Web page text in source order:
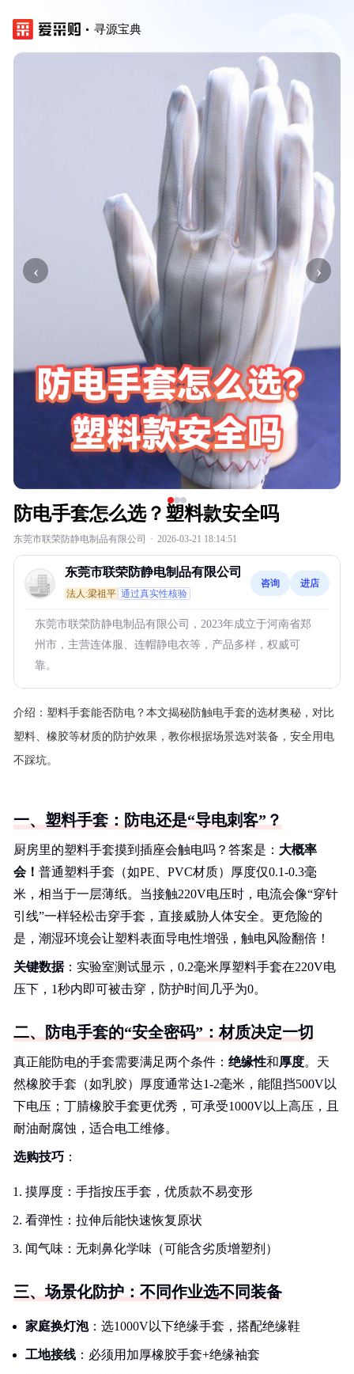
寻源宝典
‹ ›
防电手套怎么选？塑料款安全吗
东莞市联荣防静电制品有限公司 · 2026-03-21 18:14:51
东莞市联荣防静电制品有限公司
法人:梁祖平 通过真实性核验
咨询 进店
东莞市联荣防静电制品有限公司，2023年成立于河南省郑
州市，主营连体服、连帽静电衣等，产品多样，权威可
靠。
介绍： 塑料手套能否防电？本文揭秘防触电手套的选材奥秘，对比
塑料、橡胶等材质的防护效果，教你根据场景选对装备，安全用电
不踩坑。
一、塑料手套：防电还是“导电刺客”？
厨房里的塑料手套摸到插座会触电吗？答案是： 大概率
会！ 普通塑料手套（如PE、PVC材质）厚度仅0.1-0.3毫
米，相当于一层薄纸。当接触220V电压时，电流会像“穿针
引线”一样轻松击穿手套，直接威胁人体安全。更危险的
是，潮湿环境会让塑料表面导电性增强，触电风险翻倍！
关键数据：实验室测试显示，0.2毫米厚塑料手套在220V电
压下，1秒内即可被击穿，防护时间几乎为0。
二、防电手套的“安全密码”：材质决定一切
真正能防电的手套需要满足两个条件： 绝缘性和厚度。天
然橡胶手套（如乳胶）厚度通常达1-2毫米，能阻挡500V以
下电压；丁腈橡胶手套更优秀，可承受1000V以上高压，且
耐油耐腐蚀，适合电工维修。
选购技巧 ：
摸厚度：手指按压手套，优质款不易变形
看弹性：拉伸后能快速恢复原状
闻气味：无刺鼻化学味（可能含劣质增塑剂）
三、场景化防护：不同作业选不同装备
家庭换灯泡：选1000V以下绝缘手套，搭配绝缘鞋
工地接线 ：必须用加厚橡胶手套+绝缘袖套